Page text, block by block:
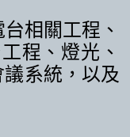
相關工程、
程、燈光、
議系統，以及